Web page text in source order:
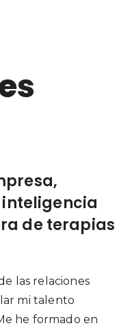
de terapias
las relaciones
mi talento
he formado en